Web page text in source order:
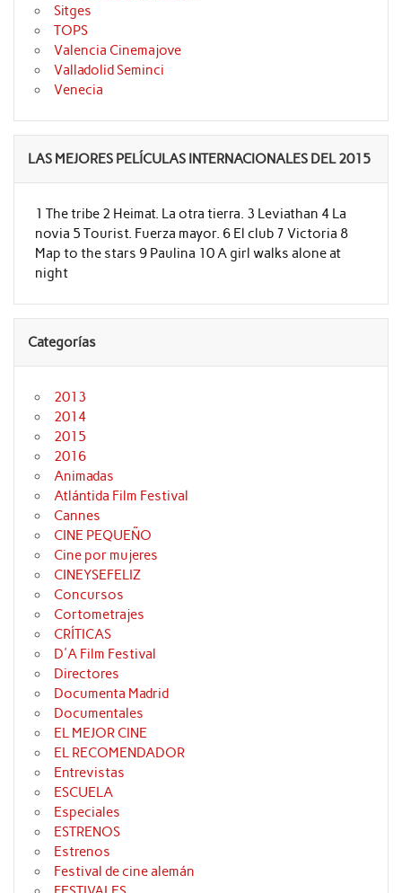
Sitges
TOPS
Valencia Cinemajove
Valladolid Seminci
Venecia
LAS MEJORES PELÍCULAS INTERNACIONALES DEL 2015
1 The tribe 2 Heimat. La otra tierra. 3 Leviathan 4 La
novia 5 Tourist. Fuerza mayor. 6 El club 7 Victoria 8
Map to the stars 9 Paulina 10 A girl walks alone at
night
Categorías
2013
2014
2015
2016
Animadas
Atlántida Film Festival
Cannes
CINE PEQUEÑO
Cine por mujeres
CINEYSEFELIZ
Concursos
Cortometrajes
CRÍTICAS
D'A Film Festival
Directores
Documenta Madrid
Documentales
EL MEJOR CINE
EL RECOMENDADOR
Entrevistas
ESCUELA
Especiales
ESTRENOS
Estrenos
Festival de cine alemán